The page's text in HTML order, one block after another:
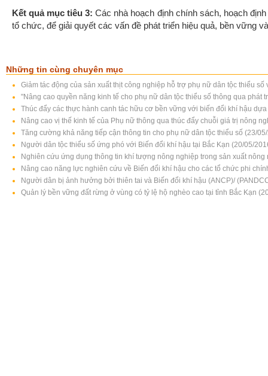
Kết quả mục tiêu 3:Các nhà hoạch định chính sách, hoạch
tổ chức, để giải quyết các vấn đề phát triển hiệu quả, bền vững
Những tin cùng chuyên mục
Giảm tác động của sản xuất thịt công nghiệp hỗ trợ phụ nữ dân tộc thiểu
"Nâng cao quyền năng kinh tế cho phụ nữ dân tộc thiểu số thông qua
Thúc đẩy các thực hành canh tác hữu cơ bền vững với biến đổi khí hậu
Nâng cao vị thế kinh tế của Phụ nữ thông qua thúc đẩy chuỗi giá trị nông
Tăng cường khả năng tiếp cận thông tin cho phụ nữ dân tộc thiểu số (23/
Người dân tộc thiểu số ứng phó với Biến đổi khí hậu tại Bắc Kạn (20/05/
Nghiên cứu ứng dụng thông tin khí tượng nông nghiệp trong sản xuất
Nâng cao năng lực nghiên cứu về Biến đổi khí hậu cho các tổ chức phi
Người dân bị ảnh hưởng bởi thiên tai và Biến đổi khí hậu (ANCP)/
Quản lý bền vững đất rừng ở vùng có tỷ lệ hộ nghèo cao tại tỉnh Bắc Kạn